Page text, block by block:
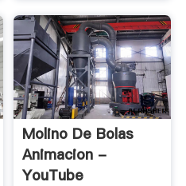
Molino De Bolas
Animacion -
YouTube